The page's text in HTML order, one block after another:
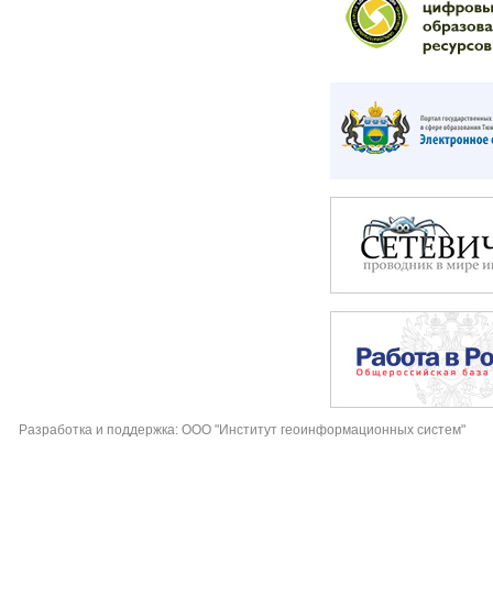
Разработка и поддержка: ООО "Институт геоинформационных систем"